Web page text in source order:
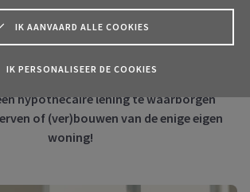
toegankelijk na zwaar
of -risico
gelden enkel als het gaat om
hypothecaire lening te waarborgen
of (ver)bouwen van de enige eigen
woning!
IK AANVAARD ALLE COOKIES
IK PERSONALISEER DE COOKIES